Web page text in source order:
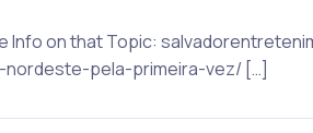
Info on that Topic:
pela-primeira-vez/ […]